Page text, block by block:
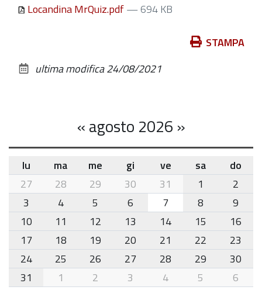
Locandina MrQuiz.pdf— 694 KB
documento
STAMPA
ultima modifica24/08/2021
«agosto 2026 »
month-
8
lu ma me gi ve sa
do
27
28 29 30 31 1
2
3
4 5 6 7 8
9
10
11 12 13 14 15
16
17
18 19 20 21 22
23
24
25 26 27 28 29
30
31
1 2 3 4 5 6